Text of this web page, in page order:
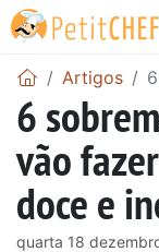
Artigos
6
vão
doce e
quarta 18